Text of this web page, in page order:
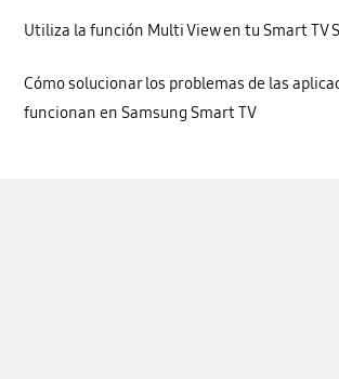
Utiliza la función Multi View en tu Smart TV
Cómo solucionar los problemas de las
funcionan en Samsung Smart TV